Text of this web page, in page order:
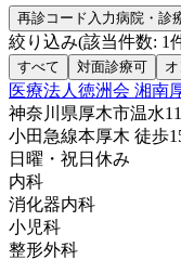
再診コード入力病院・診
絞り込み(該当件数: 1
すべて 対面診療可
医療法人徳洲会 湘南
神奈川県厚木市温水
小田急線本厚木 徒歩
日曜・祝日 休み
内科
消化器内科
小児科
整形外科